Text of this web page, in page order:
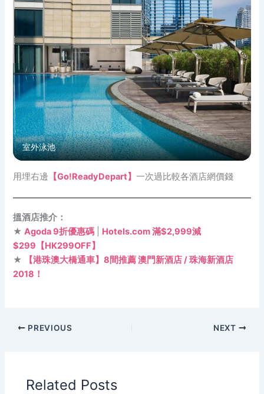
室外泳池
用埋右邊 【Go!ReadyDepart】一次過比較各酒店網價錢
搵酒店推介：
★Agoda 9折優惠碼
Hotels.com 滿$2,999減
$299【HK299OFF】
★
【港珠澳大橋通車】8間推薦 澳門新酒店 / 珠海新酒店
2018！
PREVIOUS NEXT
Related Posts